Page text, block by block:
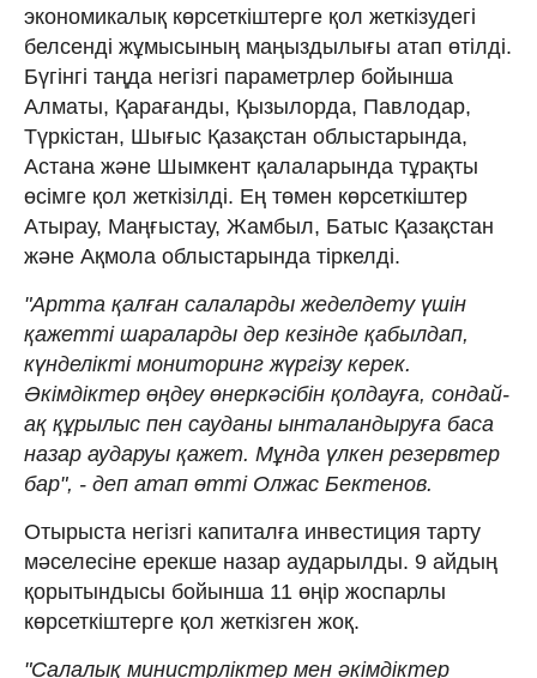
экономикалық көрсеткіштерге қол жеткізудегі
белсенді жұмысының маңыздылығы атап өтілді.
Бүгінгі таңда негізгі параметрлер бойынша
Алматы, Қарағанды, Қызылорда, Павлодар,
Түркістан, Шығыс Қазақстан облыстарында,
Астана және Шымкент қалаларында тұрақты
өсімге қол жеткізілді. Ең төмен көрсеткіштер
Атырау, Маңғыстау, Жамбыл, Батыс Қазақстан
және Ақмола облыстарында тіркелді.
"Артта қалған салаларды жеделдету үшін
қажетті шараларды дер кезінде қабылдап,
күнделікті мониторинг жүргізу керек.
Әкімдіктер өңдеу өнеркәсібін қолдауға, сондай-
ақ құрылыс пен сауданы ынталандыруға баса
назар аударуы қажет. Мұнда үлкен резервтер
бар", - деп атап өтті Олжас Бектенов.
Отырыста негізгі капиталға инвестиция тарту
мәселесіне ерекше назар аударылды. 9 айдың
қорытындысы бойынша 11 өңір жоспарлы
көрсеткіштерге қол жеткізген жоқ.
"Салалық министрліктер мен әкімдіктер